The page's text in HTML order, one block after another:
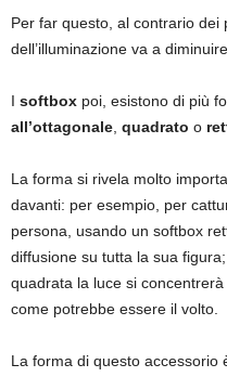
Per far questo, al contrario dei
dell’illuminazione va a diminuire.
I softbox poi, esistono di più
all’ottagonale quadrato o
La forma si rivela molto
davanti: per esempio, per
persona, usando un softbox
diffusione su tutta la sua
quadrata la luce si
come potrebbe essere il volto.
La forma di questo accessorio